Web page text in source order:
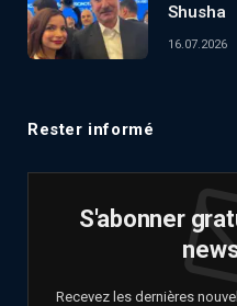
Shusha
16.07.2026
Rester informé
S'abonner
Recevez les dernières